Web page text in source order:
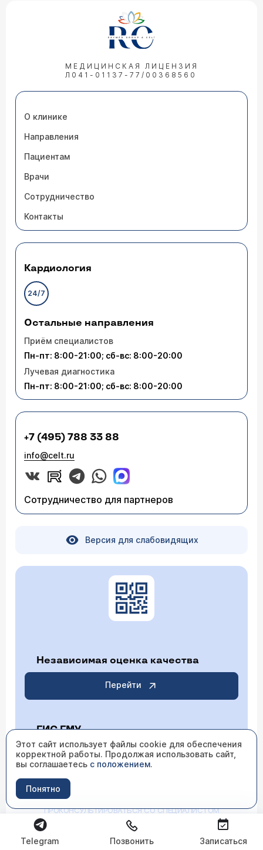
МЕДИЦИНСКАЯ ЛИЦЕНЗИЯ
Л041-01137-77/00368560
О клинике
Направления
Пациентам
Врачи
Сотрудничество
Контакты
Кардиология
24/7
Остальные направления
Приём специалистов
Пн-пт: 8:00-21:00; сб-вс: 8:00-20:00
Лучевая диагностика
Пн-пт: 8:00-21:00; сб-вс: 8:00-20:00
+7 (495) 788 33 88
info@celt.ru
Сотрудничество для партнеров
Версия для слабовидящих
Независимая оценка качества
Перейти
ГИС ГМУ
Перейти
ИМЕЮТСЯ ПРОТИВОПОКАЗАНИЯ НЕОБХОДИМО
ПРОКОНСУЛЬТИРОВАТЬСЯ СО СПЕЦИАЛИСТОМ
Этот сайт использует файлы cookie для обеспечения
корректной работы. Продолжая использовать сайт,
вы соглашаетесь с положением.
Понятно
Telegram Позвонить Записаться